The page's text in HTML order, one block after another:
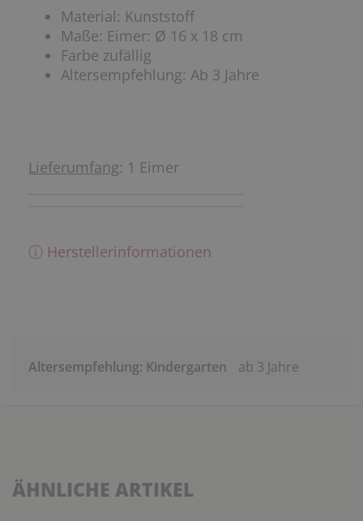
Material: Kunststoff
Maße: Eimer: Ø 16 x 18 cm
Farbe zufällig
Altersempfehlung: Ab 3 Jahre
Lieferumfang: 1 Eimer
ⓘ Herstellerinformationen
Altersempfehlung: Kindergarten ab 3 Jahre
ÄHNLICHE ARTIKEL